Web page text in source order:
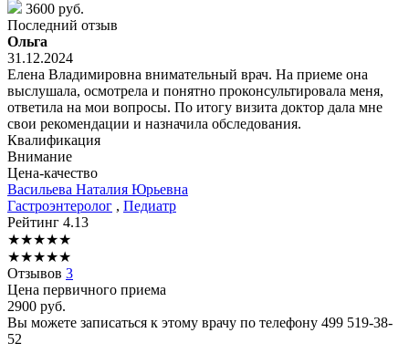
3600 руб.
Последний отзыв
Ольга
31.12.2024
Елена Владимировна внимательный врач. На приеме она
выслушала, осмотрела и понятно проконсультировала меня,
ответила на мои вопросы. По итогу визита доктор дала мне
свои рекомендации и назначила обследования.
Квалификация
Внимание
Цена-качество
Васильева Наталия Юрьевна
Гастроэнтеролог , Педиатр
Рейтинг 4.13
★★★★★
★★★★★
Отзывов 3
Цена первичного приема
2900 руб.
Вы можете записаться к этому врачу по телефону 499 519-38-
52